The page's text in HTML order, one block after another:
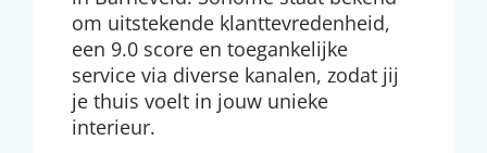
om uitstekende klanttevredenheid,
een 9.0 score en toegankelijke
service via diverse kanalen, zodat jij
je thuis voelt in jouw unieke
interieur.